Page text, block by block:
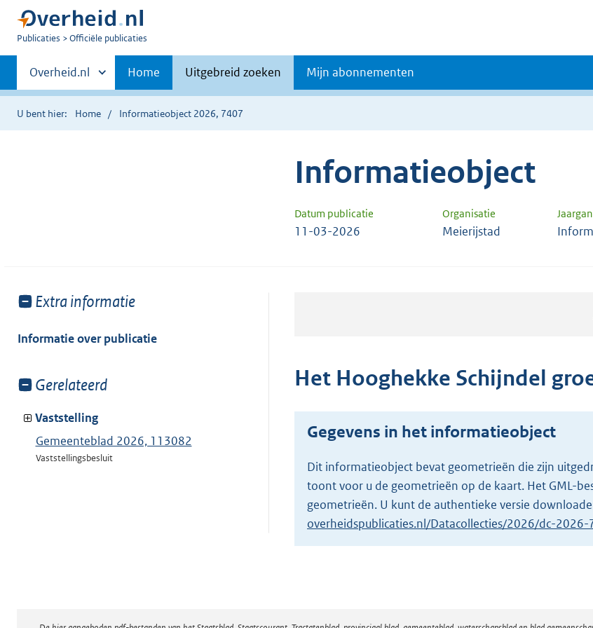
U
Publicaties Officiële publicaties
Primaire
navigatie
Andere
sites
binnen
Overheid.nl Home Uitgebreid zoeken Mijn abonnementen
U bent hier: Home Informatieobject 2026, 7407
Informatieobject
Datum publicatie Organisatie
11-03-2026 Meierijstad
Toon
van:
Extra informatie
Informatie over publicatie
Toon
van:
Gerelateerd
Vaststelling
Gemeenteblad 2026, 113082
Vaststellingsbesluit
Het Hooghekke Schijndel
Gegevens in het informatieobject
Dit informatieobject bevat geometrieën die zijn
toont voor u de geometrieën op de kaart. Het GML-
geometrieën. U kunt de authentieke versie
overheidspublicaties.nl/Datacollecties/2026/dc-